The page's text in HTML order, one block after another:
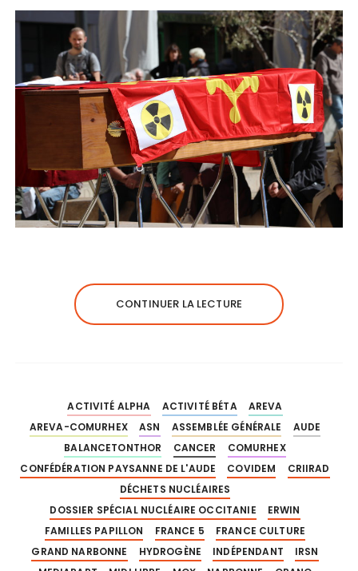
CONTINUER LA LECTURE
ACTIVITÉ ALPHA ACTIVITÉ BÉTA
AREVA
AREVA-COMURHEX
ASN ASSEMBLÉE GÉNÉRALE
AUDE
BALANCETONTHOR
CANCER
COMURHEX
CONFÉDÉRATION PAYSANNE DE L'AUDE
COVIDEM
CRIIRAD
DÉCHETS NUCLÉAIRES
DOSSIER SPÉCIAL NUCLÉAIRE OCCITANIE
ERWIN
FAMILLES PAPILLON
FRANCE 5
FRANCE CULTURE
GRAND NARBONNE
HYDROGÈNE INDÉPENDANT
IRSN